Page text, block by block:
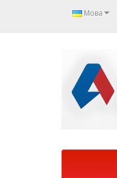
Мова